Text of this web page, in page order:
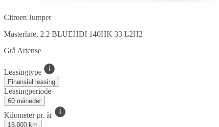
Citroen Jumper
Masterline, 2.2 BLUEHDI 140HK 33 L2H2
Grå Artense
Leasingtype
Finansiel leasing
Leasingperiode
60 måneder
Kilometer pr. år
15.000 km